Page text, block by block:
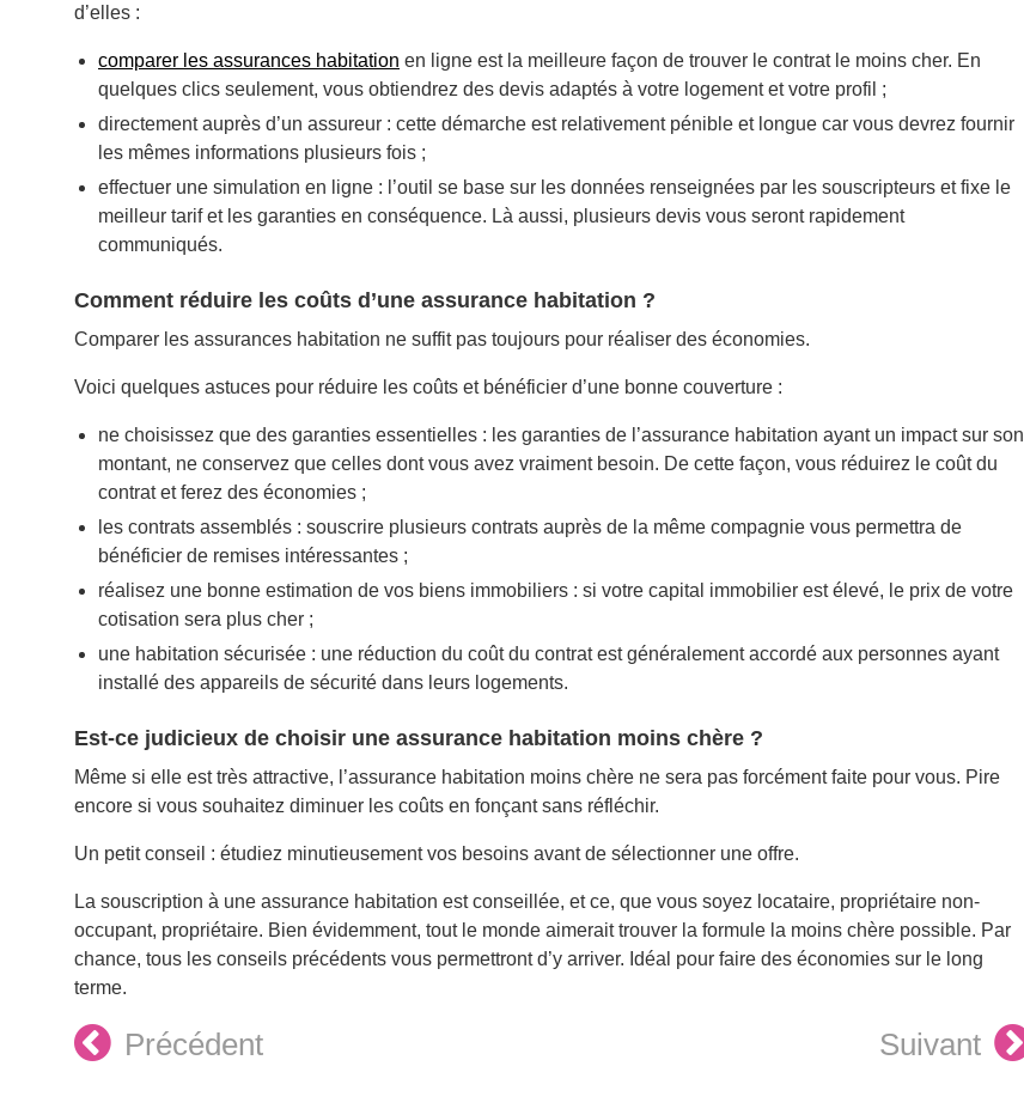
d’elles :
comparer les assurances habitation en ligne est la meilleure façon de trouver le contrat le moins cher. En
quelques clics seulement, vous obtiendrez des devis adaptés à votre logement et votre profil ;
directement auprès d’un assureur : cette démarche est relativement pénible et longue car vous devrez fournir
les mêmes informations plusieurs fois ;
effectuer une simulation en ligne : l’outil se base sur les données renseignées par les souscripteurs et fixe le
meilleur tarif et les garanties en conséquence. Là aussi, plusieurs devis vous seront rapidement
communiqués.
Comment réduire les coûts d’une assurance habitation ?
Comparer les assurances habitation ne suffit pas toujours pour réaliser des économies.
Voici quelques astuces pour réduire les coûts et bénéficier d’une bonne couverture :
ne choisissez que des garanties essentielles : les garanties de l’assurance habitation ayant un impact sur son
montant, ne conservez que celles dont vous avez vraiment besoin. De cette façon, vous réduirez le coût du
contrat et ferez des économies ;
les contrats assemblés : souscrire plusieurs contrats auprès de la même compagnie vous permettra de
bénéficier de remises intéressantes ;
réalisez une bonne estimation de vos biens immobiliers : si votre capital immobilier est élevé, le prix de votre
cotisation sera plus cher ;
une habitation sécurisée : une réduction du coût du contrat est généralement accordé aux personnes ayant
installé des appareils de sécurité dans leurs logements.
Est-ce judicieux de choisir une assurance habitation moins chère ?
Même si elle est très attractive, l’assurance habitation moins chère ne sera pas forcément faite pour vous. Pire
encore si vous souhaitez diminuer les coûts en fonçant sans réfléchir.
Un petit conseil : étudiez minutieusement vos besoins avant de sélectionner une offre.
La souscription à une assurance habitation est conseillée, et ce, que vous soyez locataire, propriétaire non-
occupant, propriétaire. Bien évidemment, tout le monde aimerait trouver la formule la moins chère possible. Par
chance, tous les conseils précédents vous permettront d’y arriver. Idéal pour faire des économies sur le long
terme.
Précédent Suivant